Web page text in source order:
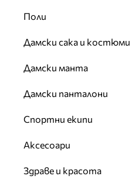
Поли
Дамски сака и костюми
Дамски манта
Дамски панталони
Спортни екипи
Аксесоари
Здраве и красота